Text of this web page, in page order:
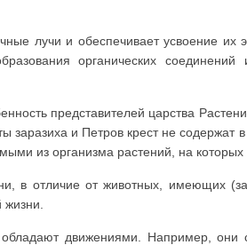
лучи и обеспечивает усвоение их
органических соединений
предста­вителей царства
заразиха и Петров крест не содержат
из организма растений, на которых
в отличие от животных, имеющих
движени­ями. Например, они